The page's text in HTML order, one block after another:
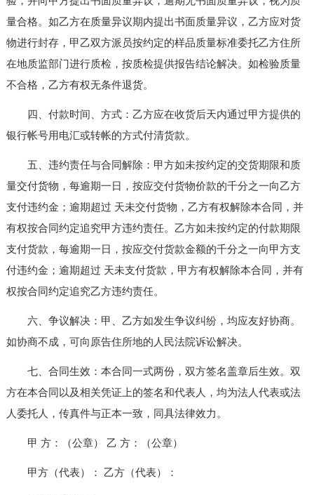
量合格。如乙方在质量异议期内提出书面质量异议，乙方应对货
物进行封存，甲乙双方派员按约定的样品质量标准委托乙方住所
在地质监部门进行质检，按质检提供报告结论解决。如检验质量
不合格，乙方有权无条件退货。
四、付款时间、方式：乙方应在收货后天内通过甲方提供的
银行帐号用电汇或转帐的方式付清货款。
五、违约责任与合同解除：甲方如未按约定的交货期限和质
量交付货物，每逾期一日，按应交付货物价款的千分之一向乙方
支付违约金；逾期超过 天未交付货物，乙方有权解除本合同，并
有权按合同约定追究甲方违约责任。乙方如未按约定的付款期限
支付货款，每逾期一日，按应交付货款金额的千分之一向甲方支
付违约金；逾期超过 天未支付货款，甲方有权解除本合同，并有
权按合同约定追究乙方违约责任。
六、争议解决：甲、乙方如发生争议纠纷，均应友好协商。
如协商不成，可向原告住所地的人民法院诉讼解决。
七、合同生效：本合同一式两份，双方签名盖章后生效。双
方在本合同以及相关凭证上的签名和代表人，均为法人代表或法
人委托人，传真件与正本一致，同具法律效力。
甲 方：（公章） 乙 方：（公章）
甲方（代表）： 乙方（代表）：